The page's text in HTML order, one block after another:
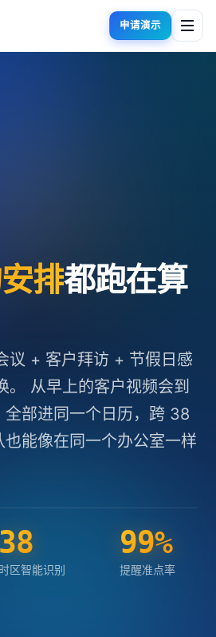
申请演示
排都跑在算
议 + 客户拜访 + 节假日感
。 从早上的客户视频会到
全部进同一个日历，跨 38
能像在同一个办公室一样
38
时区智能识别
99%
提醒准点率